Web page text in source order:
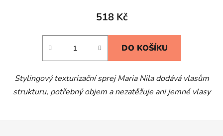
518 Kč
DO KOŠÍKU
Stylingový texturizační sprej Maria Nila dodává vlasům
strukturu, potřebný objem a nezatěžuje ani jemné vlasy